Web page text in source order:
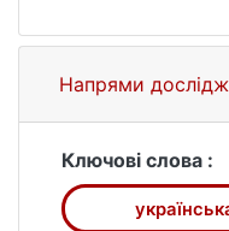
світогляду
Висвітлено
на соціально-
населення,
кредитної
статистики.
Напрями
Ключові слова :